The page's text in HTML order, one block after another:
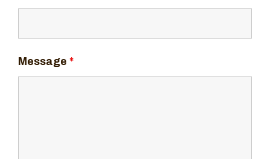
Message *